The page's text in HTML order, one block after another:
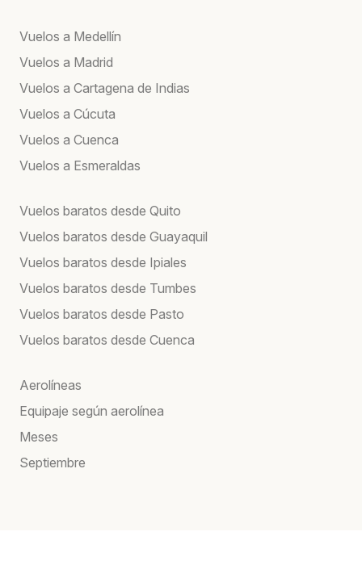
Vuelos a Medellín
Vuelos a Madrid
Vuelos a Cartagena de Indias
Vuelos a Cúcuta
Vuelos a Cuenca
Vuelos a Esmeraldas
Vuelos baratos desde Quito
Vuelos baratos desde Guayaquil
Vuelos baratos desde Ipiales
Vuelos baratos desde Tumbes
Vuelos baratos desde Pasto
Vuelos baratos desde Cuenca
Aerolíneas
Equipaje según aerolínea
Meses
Septiembre